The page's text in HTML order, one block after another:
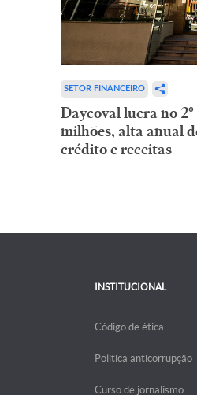
SETOR FINANCEIRO
Daycoval lucra no
milhões, alta anual
crédito e receitas
INSTITUCIONAL
Código de ética
Politica anticorrupção
Curso de jornalismo